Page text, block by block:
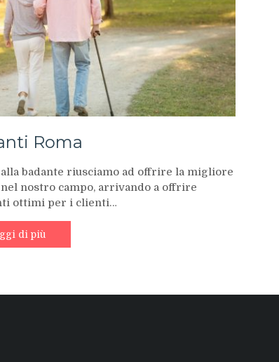
Roma
badante riusciamo ad offrire la migliore
nostro campo, arrivando a offrire
ottimi per i clienti…
di più